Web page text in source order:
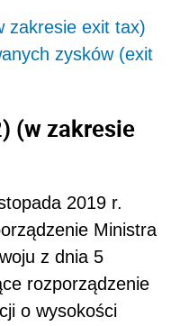
zakresie exit tax)
zysków (exit
(w zakresie
2019 r.
Ministra
z dnia 5
rozporządzenie
o wysokości